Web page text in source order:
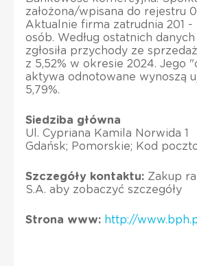
założona/wpisana do rejestru
Aktualnie firma zatrudnia 201
osób. Według ostatnich
zgłosiła przychody ze
z 5,52% w okresie 2024. Jego
aktywa odnotowane wynoszą
5,79%.
Siedziba główna
Ul. Cypriana Kamila Norwida 1
Gdańsk; Pomorskie; Kod
Szczegóły kontaktu: Zakup
S.A. aby zobaczyć szczegóły
Strona www: http://